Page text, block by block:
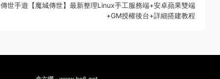
傳世手遊【魔城傳世】最新整理Linux手工服務端+安卓蘋果雙端
+GM授權後台+詳細搭建教程